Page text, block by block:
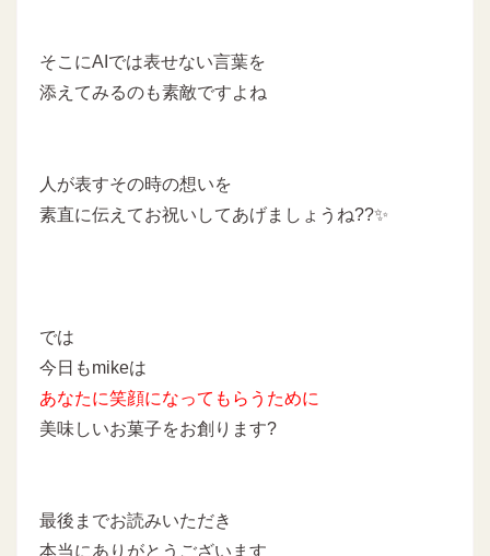
そこにAIでは表せない言葉を
添えてみるのも素敵ですよね
人が表すその時の想いを
素直に伝えてお祝いしてあげましょうね??✨
では
今日もmikeは
あなたに笑顔になってもらうために
美味しいお菓子をお創ります?
最後までお読みいただき
本当にありがとうございます